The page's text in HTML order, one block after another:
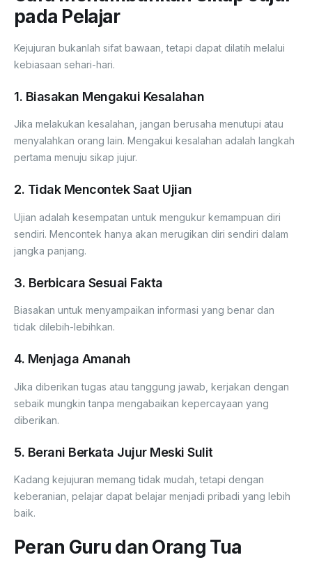
pada Pelajar
Kejujuran bukanlah sifat bawaan, tetapi dapat dilatih melalui
kebiasaan sehari-hari.
1. Biasakan Mengakui Kesalahan
Jika melakukan kesalahan, jangan berusaha menutupi atau
menyalahkan orang lain. Mengakui kesalahan adalah langkah
pertama menuju sikap jujur.
2. Tidak Mencontek Saat Ujian
Ujian adalah kesempatan untuk mengukur kemampuan diri
sendiri. Mencontek hanya akan merugikan diri sendiri dalam
jangka panjang.
3. Berbicara Sesuai Fakta
Biasakan untuk menyampaikan informasi yang benar dan
tidak dilebih-lebihkan.
4. Menjaga Amanah
Jika diberikan tugas atau tanggung jawab, kerjakan dengan
sebaik mungkin tanpa mengabaikan kepercayaan yang
diberikan.
5. Berani Berkata Jujur Meski Sulit
Kadang kejujuran memang tidak mudah, tetapi dengan
keberanian, pelajar dapat belajar menjadi pribadi yang lebih
baik.
Peran Guru dan Orang Tua